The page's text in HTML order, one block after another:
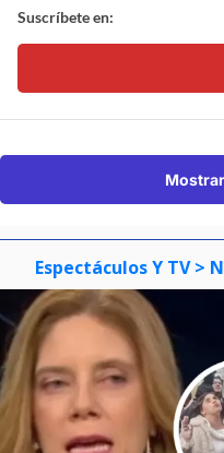
Suscríbete en:
Espectáculos Y TV >